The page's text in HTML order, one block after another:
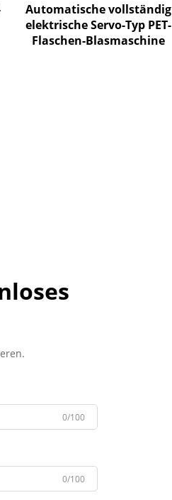
Automatische vollständig
elektrische Servo-Typ PET-
Flaschen-Blasmaschine
0/100
0/100